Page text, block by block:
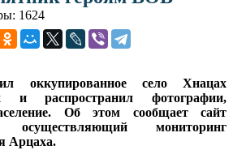
1624
оккупированное село Хнацах
и распространил фотографии,
Об этом сообщает сайт
осуществляющий мониторинг
Арцаха.